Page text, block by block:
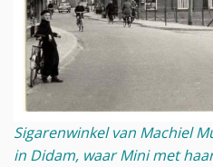
Sigarenwinkel van Machiel
in Didam, waar Mini met